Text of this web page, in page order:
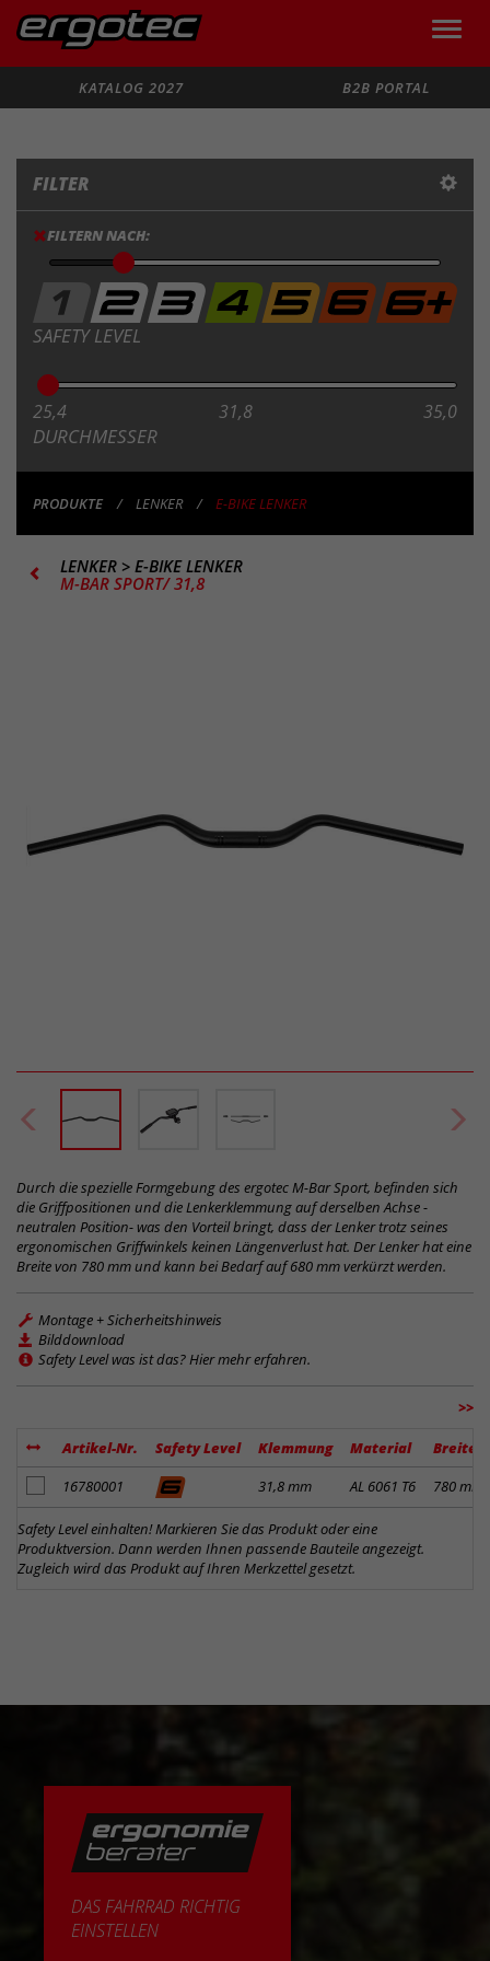
Toggle
KATALOG 2027
B2B PORTAL
FILTER
FILTERN NACH:
SAFETY LEVEL
25,4 31,8 35,0
DURCHMESSER
PRODUKTE LENKER E-BIKE LENKER
LENKER > E-BIKE LENKER
M-BAR SPORT/ 31,8
Durch die spezielle Formgebung des ergotec M-Bar Sport, befinden sich
die Griffpositionen und die Lenkerklemmung auf derselben Achse -
neutralen Position- was den Vorteil bringt, dass der Lenker trotz seines
ergonomischen Griffwinkels keinen Längenverlust hat. Der Lenker hat eine
Breite von 780 mm und kann bei Bedarf auf 680 mm verkürzt werden.
Montage + Sicherheitshinweis
Bilddownload
Safety Level was ist das? Hier mehr erfahren.
>>
Artikel-Nr. Safety Level Klemmung Material
Breite
Artikel zum Merkzettel hinzufügen
16780001 31,8 mm AL 6061 T6 780 mm
Safety Level einhalten! Markieren Sie das Produkt oder eine
Produktversion. Dann werden Ihnen passende Bauteile angezeigt.
Zugleich wird das Produkt auf Ihren Merkzettel gesetzt.
DAS FAHRRAD RICHTIG
EINSTELLEN